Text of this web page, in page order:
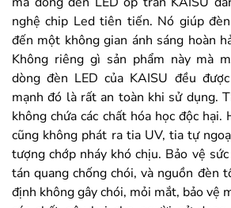
nghệ chip Led tiên tiến. Nó giúp
đến một không gian ánh sáng hoàn
Không riêng gì sản phẩm này mà
dòng đèn LED của KAISU đều
mạnh đó là rất an toàn khi sử dụng.
không chứa các chất hóa học độc
cũng không phát ra tia UV, tia tự
tượng chớp nháy khó chịu. Bảo vệ
tán quang chống chói, và nguồn đèn
định không gây chói, mỏi mắt, bảo vệ